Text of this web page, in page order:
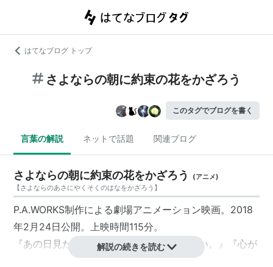
はてなブログ トップ
さよならの朝に約束の花をかざろう
このタグでブログを書く
言葉の解説 ネットで話題 関連ブログ
さよならの朝に約束の花をかざろう (アニメ)
【さよならのあさにやくそくのはなをかざろう 】
P.A.WORKS制作による劇場アニメーション映画。2018
年2月24日公開。上映時間115分。
『あの日見た花の名前を僕達はまだ知らない。』『心が
叫びたがってるんだ。』の脚本を務めた岡田麿里の初監
解説の続きを読む